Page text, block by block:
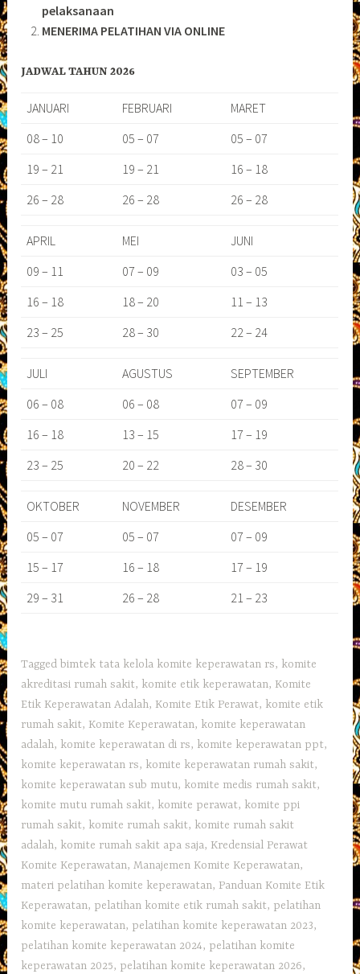
pelaksanaan
MENERIMA PELATIHAN VIA ONLINE
JADWAL TAHUN 2026
JANUARI FEBRUARI
MARET
08 – 10
05 – 07
05 – 07
19 – 21
19 – 21
16 – 18
26 – 28
26 – 28 26 – 28
APRIL MEI
JUNI
09 – 11
07 – 09
03 – 05
16 – 18
18 – 20
11 – 13
23 – 25
28 – 30 22 – 24
JULI AGUSTUS
SEPTEMBER
06 – 08
06 – 08
07 – 09
16 – 18
13 – 15
17 – 19
23 – 25
20 – 22 28 – 30
OKTOBER NOVEMBER
DESEMBER
05 – 07
05 – 07
07 – 09
15 – 17
16 – 18
17 – 19
29 – 31
26 – 28 21 – 23
Tagged bimtek tata kelola komite keperawatan rs, komite
akreditasi rumah sakit, komite etik keperawatan, Komite
Etik Keperawatan Adalah, Komite Etik Perawat, komite etik
rumah sakit, Komite Keperawatan, komite keperawatan
adalah, komite keperawatan di rs, komite keperawatan ppt,
komite keperawatan rs, komite keperawatan rumah sakit,
komite keperawatan sub mutu, komite medis rumah sakit,
komite mutu rumah sakit, komite perawat, komite ppi
rumah sakit, komite rumah sakit, komite rumah sakit
adalah, komite rumah sakit apa saja, Kredensial Perawat
Komite Keperawatan,Manajemen Komite Keperawatan,
materi pelatihan komite keperawatan, Panduan Komite Etik
Keperawatan, pelatihan komite etik rumah sakit, pelatihan
komite keperawatan, pelatihan komite keperawatan 2023,
pelatihan komite keperawatan 2024, pelatihan komite
keperawatan 2025, pelatihan komite keperawatan 2026,